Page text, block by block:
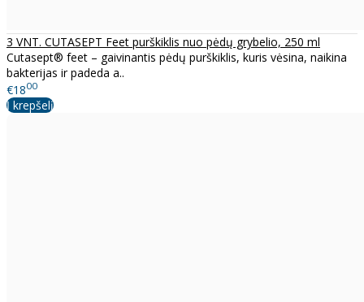
3 VNT. CUTASEPT Feet purškiklis nuo pėdų grybelio, 250 ml
Cutasept® feet – gaivinantis pėdų purškiklis, kuris vėsina, naikina
bakterijas ir padeda a..
€1800
Į krepšelį